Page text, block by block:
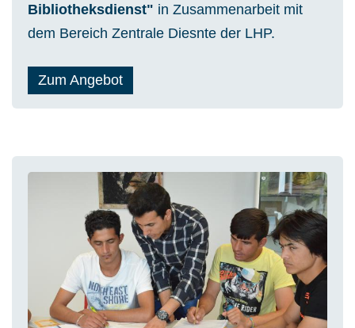
Bibliotheksdienst" in Zusammenarbeit mit
dem Bereich Zentrale Diesnte der LHP.
Zum Angebot